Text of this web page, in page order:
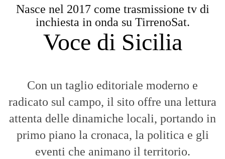
Nasce nel 2017 come trasmissione tv di
inchiesta in onda su TirrenoSat.
Voce di Sicilia
Con un taglio editoriale moderno e
radicato sul campo, il sito offre una lettura
attenta delle dinamiche locali, portando in
primo piano la cronaca, la politica e gli
eventi che animano il territorio.